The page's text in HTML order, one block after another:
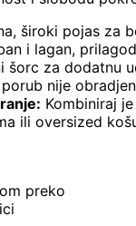
široki pojas za
i lagan,
šorc za dodatnu
nije
Kombiniraj
ili oversized
preko